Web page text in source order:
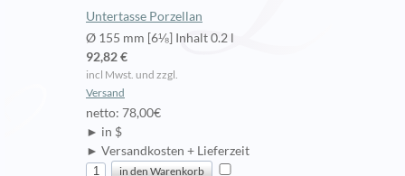
Untertasse Porzellan
Ø 155 mm [6⅛] Inhalt 0.2 l
92,82 €
incl Mwst. und zzgl.
Versand
netto: 78,00€
► in $
► Versandkosten + Lieferzeit